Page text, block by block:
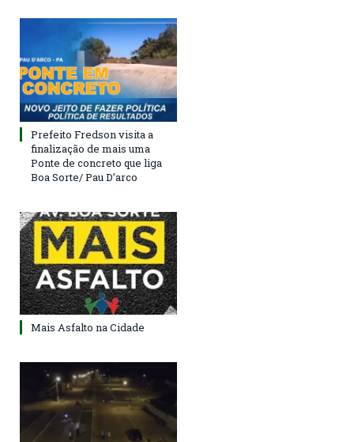
Prefeito Fredson visita a
finalização de mais uma
Ponte de concreto que liga
Boa Sorte/ Pau D’arco
Mais Asfalto na Cidade